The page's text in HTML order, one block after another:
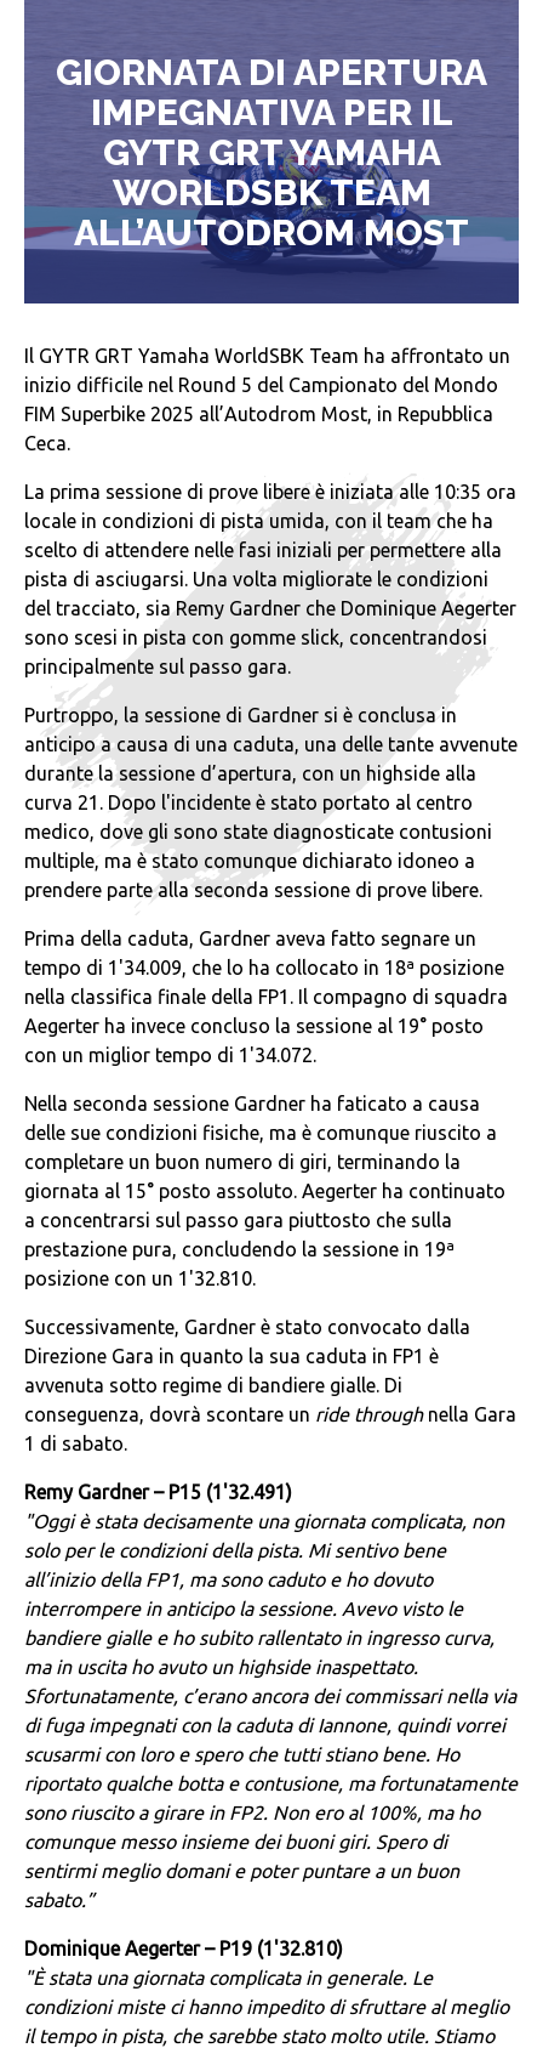
GIORNATA DI APERTURA
IMPEGNATIVA PER IL
GYTR GRT YAMAHA
WORLDSBK TEAM
ALL’AUTODROM MOST
Il GYTR GRT Yamaha WorldSBK Team ha affrontato un
inizio difficile nel Round 5 del Campionato del Mondo
FIM Superbike 2025 all’Autodrom Most, in Repubblica
Ceca.
La prima sessione di prove libere è iniziata alle 10:35 ora
locale in condizioni di pista umida, con il team che ha
scelto di attendere nelle fasi iniziali per permettere alla
pista di asciugarsi. Una volta migliorate le condizioni
del tracciato, sia Remy Gardner che Dominique Aegerter
sono scesi in pista con gomme slick, concentrandosi
principalmente sul passo gara.
Purtroppo, la sessione di Gardner si è conclusa in
anticipo a causa di una caduta, una delle tante avvenute
durante la sessione d’apertura, con un highside alla
curva 21. Dopo l'incidente è stato portato al centro
medico, dove gli sono state diagnosticate contusioni
multiple, ma è stato comunque dichiarato idoneo a
prendere parte alla seconda sessione di prove libere.
Prima della caduta, Gardner aveva fatto segnare un
tempo di 1'34.009, che lo ha collocato in 18ª posizione
nella classifica finale della FP1. Il compagno di squadra
Aegerter ha invece concluso la sessione al 19° posto
con un miglior tempo di 1'34.072.
Nella seconda sessione Gardner ha faticato a causa
delle sue condizioni fisiche, ma è comunque riuscito a
completare un buon numero di giri, terminando la
giornata al 15° posto assoluto. Aegerter ha continuato
a concentrarsi sul passo gara piuttosto che sulla
prestazione pura, concludendo la sessione in 19ª
posizione con un 1'32.810.
Successivamente, Gardner è stato convocato dalla
Direzione Gara in quanto la sua caduta in FP1 è
avvenuta sotto regime di bandiere gialle. Di
conseguenza, dovrà scontare un ride throughnella Gara
1 di sabato.
Remy Gardner – P15 (1'32.491)
"Oggi è stata decisamente una giornata complicata, non
solo per le condizioni della pista. Mi sentivo bene
all’inizio della FP1, ma sono caduto e ho dovuto
interrompere in anticipo la sessione. Avevo visto le
bandiere gialle e ho subito rallentato in ingresso curva,
ma in uscita ho avuto un highside inaspettato.
Sfortunatamente, c’erano ancora dei commissari nella via
di fuga impegnati con la caduta di Iannone, quindi vorrei
scusarmi con loro e spero che tutti stiano bene. Ho
riportato qualche botta e contusione, ma fortunatamente
sono riuscito a girare in FP2. Non ero al 100%, ma ho
comunque messo insieme dei buoni giri. Spero di
sentirmi meglio domani e poter puntare a un buon
sabato.”
Dominique Aegerter – P19 (1'32.810)
"È stata una giornata complicata in generale. Le
condizioni miste ci hanno impedito di sfruttare al meglio
il tempo in pista, che sarebbe stato molto utile. Stiamo